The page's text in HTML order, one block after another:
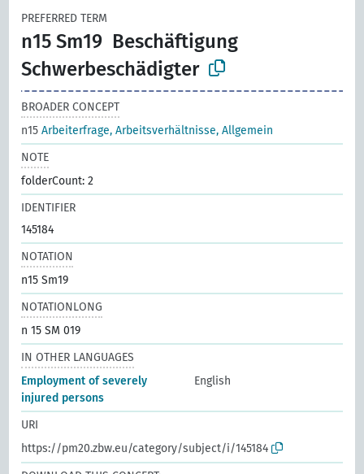
PREFERRED TERM
n15 Sm19 Beschäftigung
Schwerbeschädigter
BROADER CONCEPT
n15Arbeiterfrage, Arbeitsverhältnisse, Allgemein
NOTE
folderCount: 2
IDENTIFIER
145184
NOTATION
n15 Sm19
NOTATIONLONG
n 15 SM 019
IN OTHER LANGUAGES
Employment of severely
injured persons
English
URI
https://pm20.zbw.eu/category/subject/i/145184